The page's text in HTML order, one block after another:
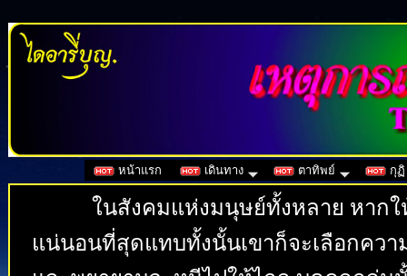
หน้าแรก เดินทาง ตาทิพย์ กุฏิ
ในสังคมแห่งมนุษย์ทั้งหลาย หากใ
แน่นอนที่สุดแทบทั้งนั้นเขาก็จะเลือกคว